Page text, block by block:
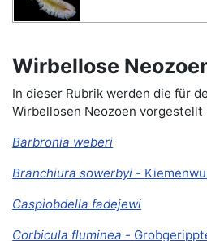
Wirbellose
In dieser Rubrik werden die für
Wirbellosen Neozoen vorgestellt
Barbronia weberi
Branchiura sowerbyi -
Caspiobdella fadejewi
Corbicula fluminea -